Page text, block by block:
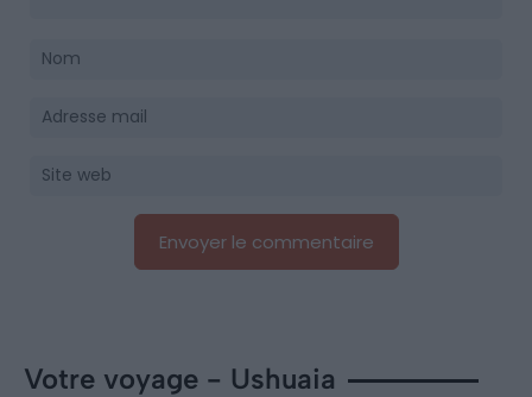
Votre voyage - Ushuaia